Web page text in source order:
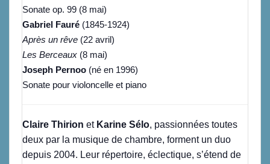
Sonate op. 99 (8 mai)
Gabriel Fauré (1845-1924)
Après un rêve (22 avril)
Les Berceaux (8 mai)
Joseph Pernoo (né en 1996)
Sonate pour violoncelle et piano
Claire Thirion et Karine Sélo, passionnées toutes
deux par la musique de chambre, forment un duo
depuis 2004. Leur répertoire, éclectique, s’étend de